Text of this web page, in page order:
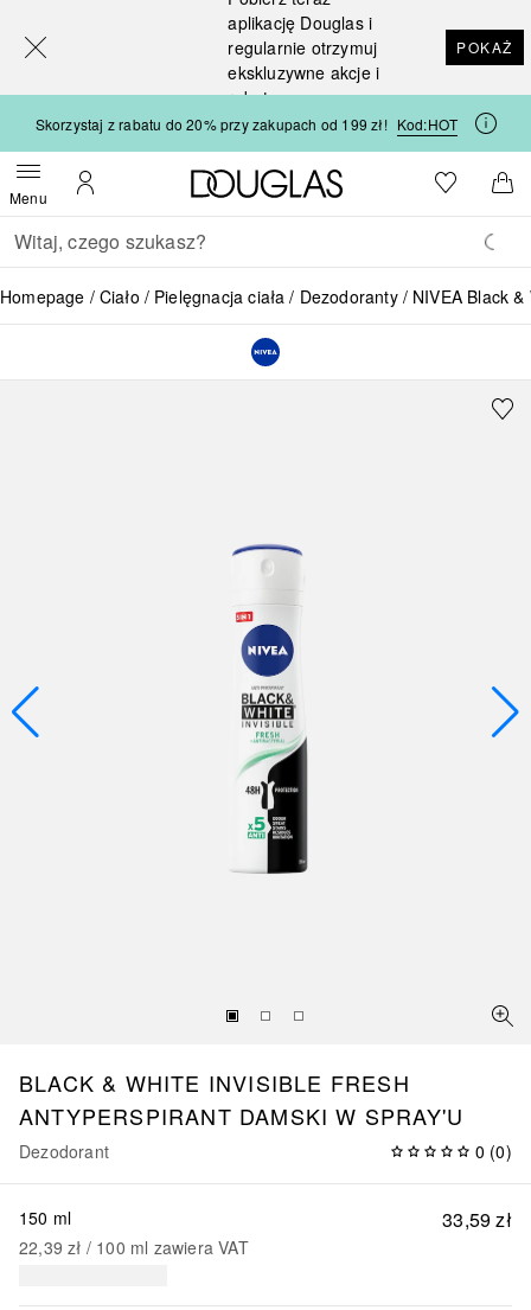
aplikację Douglas i
regularnie otrzymuj
ekskluzywne akcje i
rabaty
POKAŻ
Skorzystaj z rabatu do 20% przy zakupach od 199 zł! Kod:HOT
MenuOtwórz menuMoje konto
Strona główna Douglas
Do listyDo
Wracać
Wykonaj wyszukiwanie
Homepage Ciało Pielęgnacja ciała Dezodoranty NIVEA Black
BLACK & WHITE INVISIBLE FRESH
ANTYPERSPIRANT DAMSKI W SPRAY'U
Dezodorant 0 (0)
33,59 zł
150 ml
22,39 zł / 100 ml zawiera VAT
[navigation.slideout.screenreader]